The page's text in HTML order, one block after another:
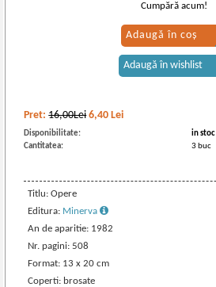
Pret:16,00Lei 6,40 Lei
Disponibilitate:
in stoc
Cantitatea:
3 buc
Titlu: Opere
Editura: Minerva
An de aparitie: 1982
Nr. pagini: 508
Format: 13 x 20 cm
Coperti: brosate
Cumpără acum!
Adaugă în coș
Adaugă în wishlist